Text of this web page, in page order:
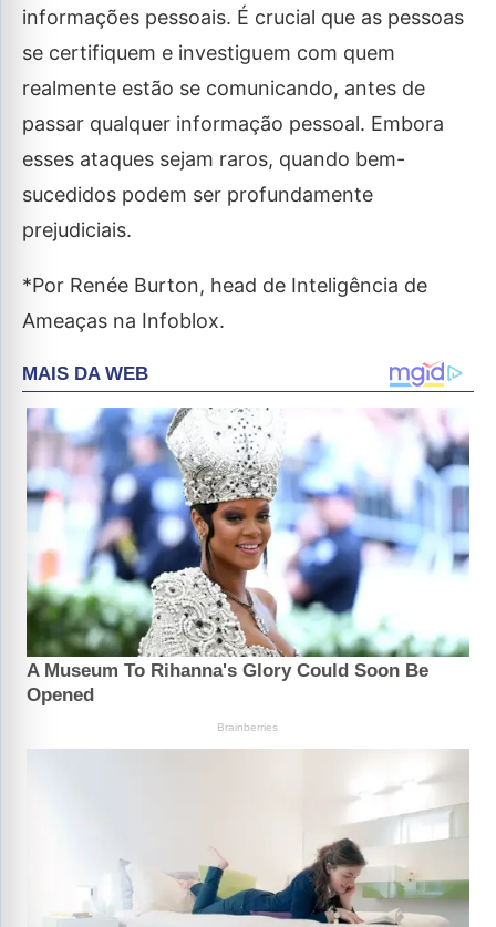
informações pessoais. É crucial que as pessoas
se certifiquem e investiguem com quem
realmente estão se comunicando, antes de
passar qualquer informação pessoal. Embora
esses ataques sejam raros, quando bem-
sucedidos podem ser profundamente
prejudiciais.
*Por Renée Burton, head de Inteligência de
Ameaças na Infoblox.